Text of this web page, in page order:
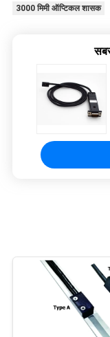
3000 मिमी ऑप्टिकल शासक